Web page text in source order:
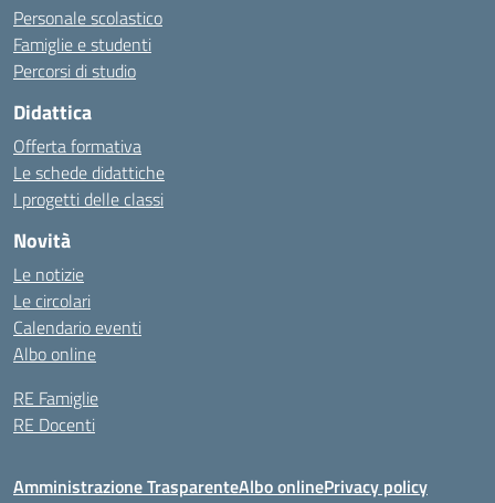
Personale scolastico
Famiglie e studenti
Percorsi di studio
Didattica
Offerta formativa
Le schede didattiche
I progetti delle classi
Novità
Le notizie
Le circolari
Calendario eventi
Albo online
RE Famiglie
RE Docenti
Amministrazione TrasparenteAlbo onlinePrivacy policy